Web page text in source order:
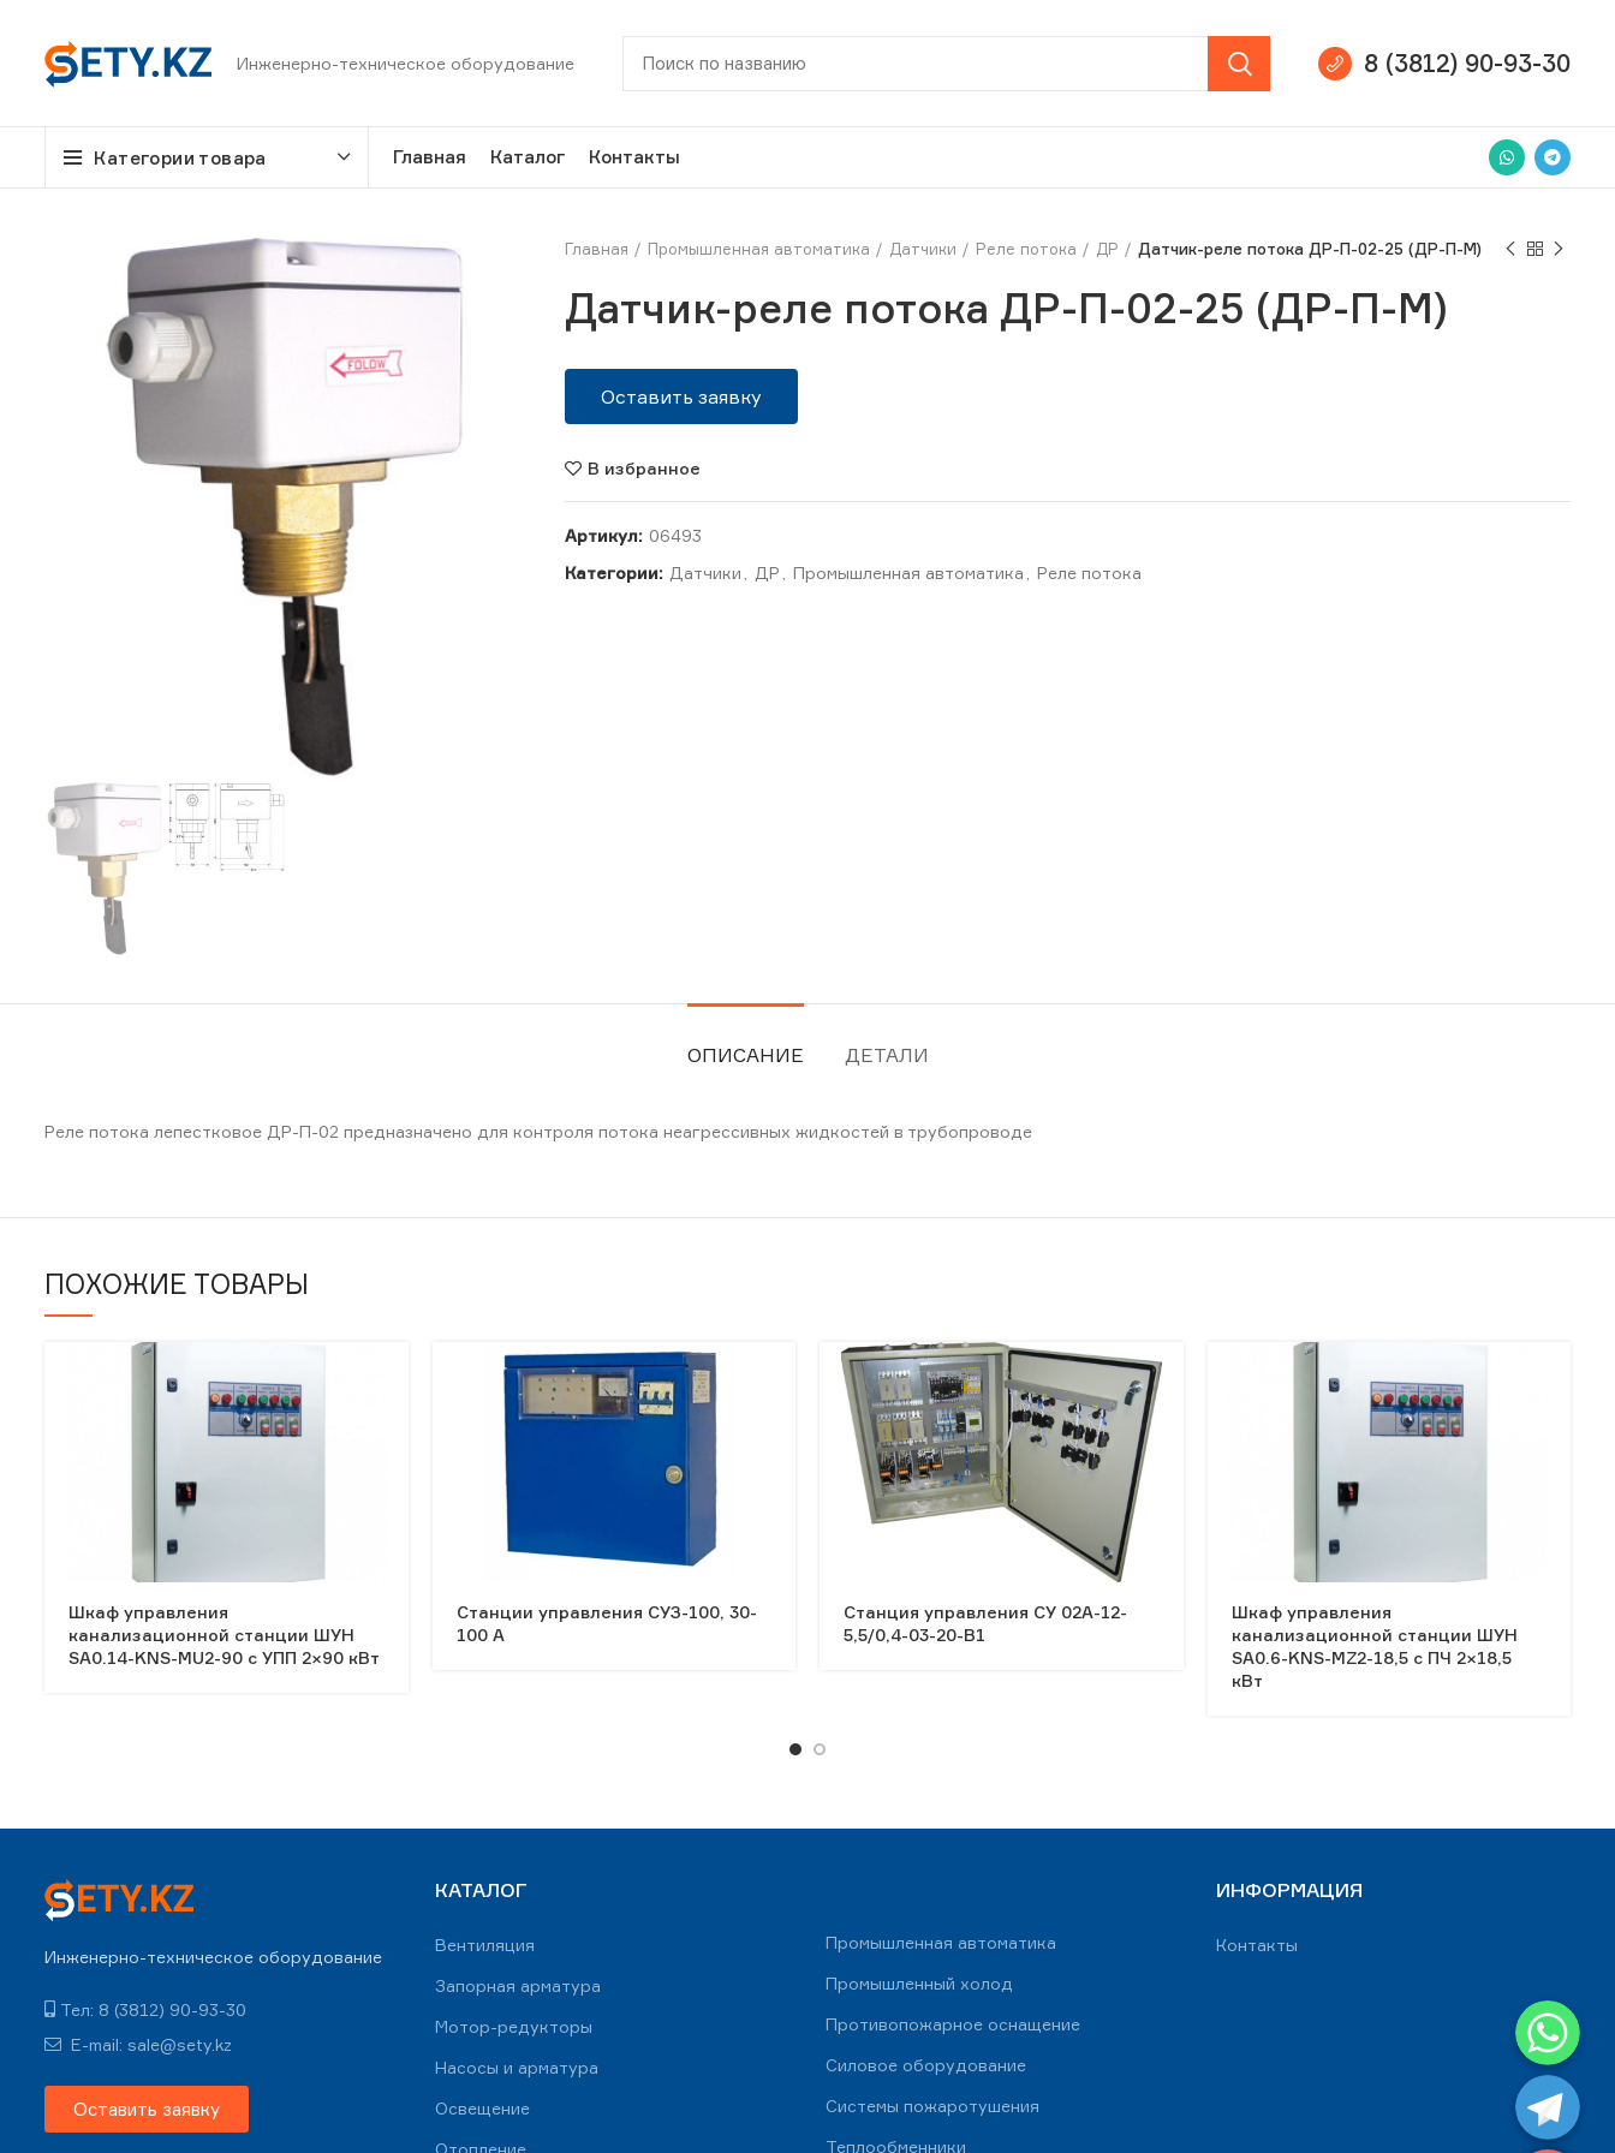
Инженерно-техническое оборудование 8 (3812) 90-93-30
Категории товара Главная Каталог Контакты
Главная Промышленная автоматика Датчики Реле потока ДР Датчик-реле потока ДР-П-02-25 (ДР-П-М)
Датчик-реле потока ДР-П-02-25 (ДР-П-М)
Оставить заявку
В избранное
Артикул: 06493
Категории: Датчики ДР Промышленная автоматика Реле потока
ОПИСАНИЕ ДЕТАЛИ
Реле потока лепестковое ДР-П-02 предназначено для контроля потока неагрессивных жидкостей в трубопроводе
ПОХОЖИЕ ТОВАРЫ
Шкаф управления
канализационной станции ШУН
SA0.14-KNS-MU2-90 c УПП 2×90 кВт
Станции управления СУЗ-100, 30-
100 А
Станция управления СУ 02А-12-
5,5/0,4-03-20-В1
Шкаф управления
канализационной станции ШУН
SA0.6-KNS-MZ2-18,5 c ПЧ 2×18,5
кВт
Инженерно-техническое оборудование
Тел: 8 (3812) 90-93-30
E-mail: sale@sety.kz
Оставить заявку
КАТАЛОГ
Вентиляция
Запорная арматура
Мотор-редукторы
Насосы и арматура
Освещение
Отопление
Промышленная автоматика
Промышленный холод
Противопожарное оснащение
Силовое оборудование
Системы пожаротушения
Теплообменники
ИНФОРМАЦИЯ
Контакты
WhatsApp
Telegram